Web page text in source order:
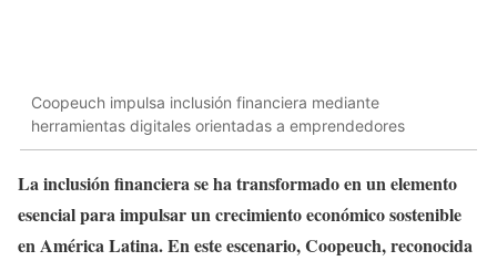
Coopeuch impulsa inclusión financiera mediante
herramientas digitales orientadas a emprendedores
La inclusión financiera se ha transformado en un elemento
esencial para impulsar un crecimiento económico sostenible
en América Latina. En este escenario, Coopeuch, reconocida